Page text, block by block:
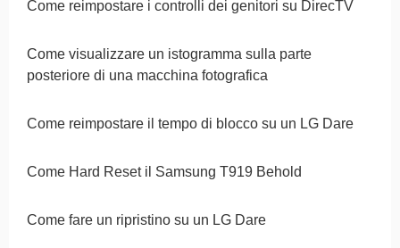
Come reimpostare i controlli dei genitori su DirecTV
Come visualizzare un istogramma sulla parte
posteriore di una macchina fotografica
Come reimpostare il tempo di blocco su un LG Dare
Come Hard Reset il Samsung T919 Behold
Come fare un ripristino su un LG Dare